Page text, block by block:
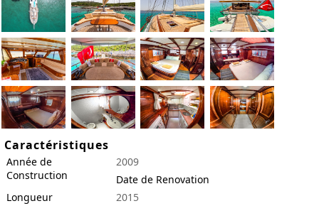
Caractéristiques
Année de
Construction
2009
Date de Renovation
2015
Longueur